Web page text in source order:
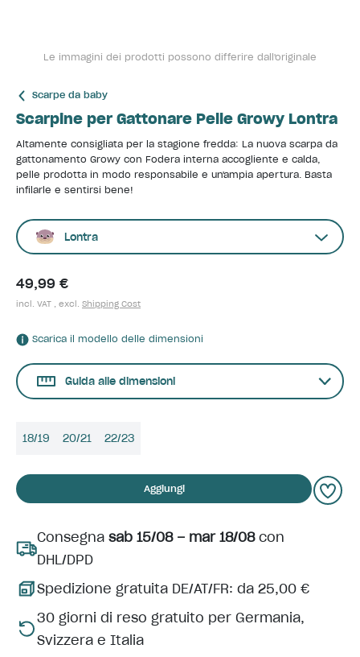
Le immagini dei prodotti possono differire dall'originale
Scarpe da baby
Scarpine per Gattonare Pelle Growy Lontra
Altamente consigliata per la stagione fredda: La nuova scarpa da
gattonamento Growy con Fodera interna accogliente e calda,
pelle prodotta in modo responsabile e un'ampia apertura. Basta
infilarle e sentirsi bene!
Lontra
49,99 €
incl. VAT , excl. Shipping Cost
Scarica il modello delle dimensioni
Guida alle dimensioni
18/19 20/21 22/23
Aggiungi
Consegna sab 15/08 – mar 18/08con
DHL/DPD
Spedizione gratuita DE/AT/FR: da 25,00 €
30 giorni di reso gratuito per Germania,
Svizzera e Italia